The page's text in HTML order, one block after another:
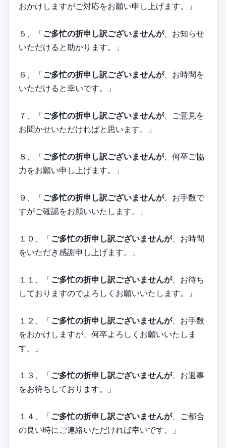
おかけしますがご対応をお願い申し上げます。」
５、「ご多忙の折申し訳ございませんが、お知らせ
いただけると助かります。」
６、「ご多忙の折申し訳ございませんが、お時間を
いただけると幸いです。」
７、「ご多忙の折申し訳ございませんが、ご意見を
お聞かせいただければと思います。」
８、「ご多忙の折申し訳ございませんが、何卒ご協
力をお願い申し上げます。」
９、「ご多忙の折申し訳ございませんが、お手数で
すがご確認をお願いいたします。」
１０、「ご多忙の折申し訳ございませんが、お時間
をいただき感謝申し上げます。」
１１、「ご多忙の折申し訳ございませんが、お待ち
しておりますのでよろしくお願いいたします。」
１２、「ご多忙の折申し訳ございませんが、お手数
をおかけしますが、何卒よろしくお願いいたしま
す。」
１３、「ご多忙の折申し訳ございませんが、お返事
をお待ちしております。」
１４、「ご多忙の折申し訳ございませんが、ご都合
の良い時にご連絡いただければ幸いです。」